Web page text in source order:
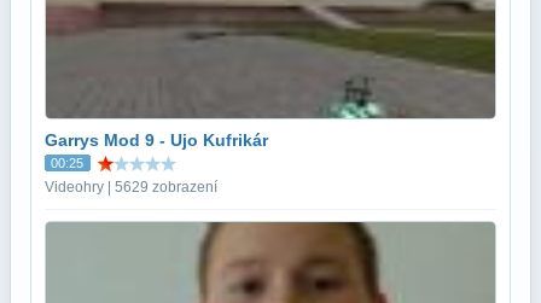
Garrys Mod 9 - Ujo Kufrikár
00:25
Videohry | 5629 zobrazení